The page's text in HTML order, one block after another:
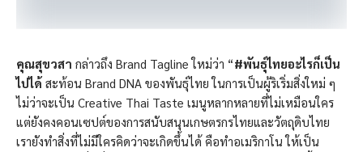
คุณสุขวสา กล่าวถึง Brand Tagline ใหม่ว่า “#พันธุ์ไทยอะไรก็เป็น
ไปได้ สะท้อน Brand DNA ของพันธุ์ไทย ในการเป็นผู้ริเริ่มสิ่งใหม่ ๆ
ไม่ว่าจะเป็น Creative Thai Taste เมนูหลากหลายที่ไม่เหมือนใคร
แต่ยังคงคอนเซปต์ของการสนับสนุนเกษตรกรไทยและวัตถุดิบไทย
เรายังทำสิ่งที่ไม่มีใครคิดว่าจะเกิดขึ้นได้ คือทำอเมริกาโน ให้เป็น